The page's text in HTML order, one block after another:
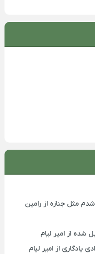
مثل جنازه از رامین
شده از امیر لیام
یادگاری از امیر لیام